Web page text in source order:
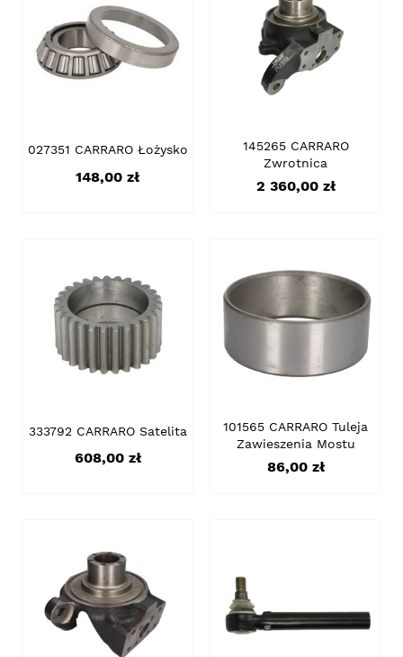
027351 CARRARO Łożysko
Cena
148,00 zł
145265 CARRARO
Zwrotnica
Cena
2 360,00 zł
333792 CARRARO Satelita
Cena
608,00 zł
101565 CARRARO Tuleja
Zawieszenia Mostu
Cena
86,00 zł